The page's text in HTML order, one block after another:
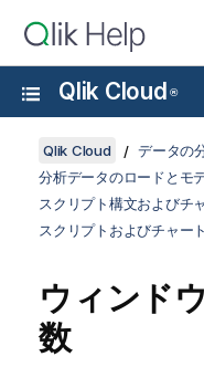
Qlik Cloud ®
Qlik Cloud
データの
分析データのロードとモ
スクリプト構文およびチ
スクリプトおよびチャー
ウィンド
数